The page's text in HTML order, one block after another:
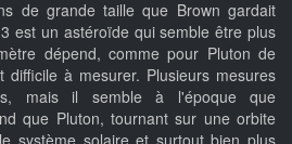
de grande taille que Brown gardait
est un astéroïde qui semble être plus
dépend, comme pour Pluton de
à mesurer. Plusieurs mesures
mais il semble à l'époque que
que Pluton, tournant sur une orbite
système solaire et surtout bien plus